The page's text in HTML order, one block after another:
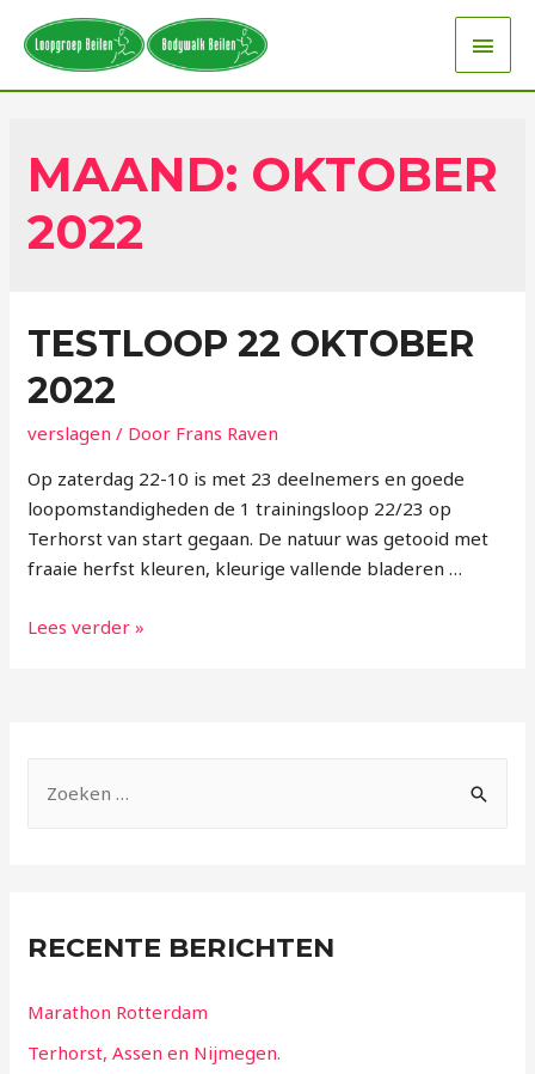
MAAND: OKTOBER
2022
TESTLOOP 22 OKTOBER
2022
verslagen / Door Frans Raven
Op zaterdag 22-10 is met 23 deelnemers en goede
loopomstandigheden de 1 trainingsloop 22/23 op
Terhorst van start gegaan. De natuur was getooid met
fraaie herfst kleuren, kleurige vallende bladeren …
Lees verder »
RECENTE BERICHTEN
Marathon Rotterdam
Terhorst, Assen en Nijmegen.